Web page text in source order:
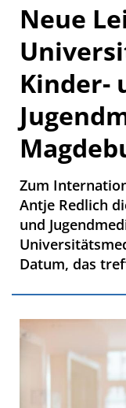
Neue
Kinder-
Zum
Antje Redlich
und
Datum, das